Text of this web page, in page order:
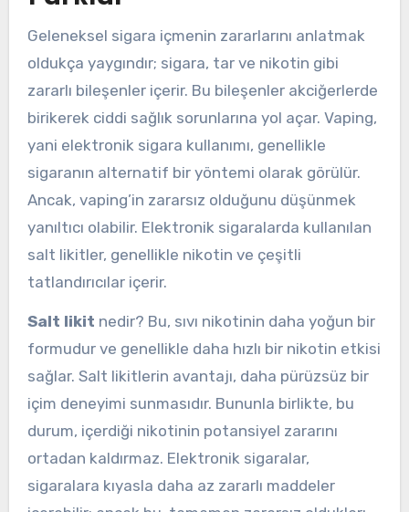
Geleneksel sigara içmenin zararlarını anlatmak
oldukça yaygındır; sigara, tar ve nikotin gibi
zararlı bileşenler içerir. Bu bileşenler akciğerlerde
birikerek ciddi sağlık sorunlarına yol açar. Vaping,
yani elektronik sigara kullanımı, genellikle
sigaranın alternatif bir yöntemi olarak görülür.
Ancak, vaping’in zararsız olduğunu düşünmek
yanıltıcı olabilir. Elektronik sigaralarda kullanılan
salt likitler, genellikle nikotin ve çeşitli
tatlandırıcılar içerir.
Salt likit nedir? Bu, sıvı nikotinin daha yoğun bir
formudur ve genellikle daha hızlı bir nikotin etkisi
sağlar. Salt likitlerin avantajı, daha pürüzsüz bir
içim deneyimi sunmasıdır. Bununla birlikte, bu
durum, içerdiği nikotinin potansiyel zararını
ortadan kaldırmaz. Elektronik sigaralar,
sigaralara kıyasla daha az zararlı maddeler